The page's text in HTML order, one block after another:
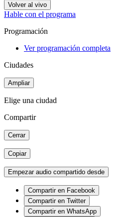
Volver al vivo
Hable con el programa
Programación
Ver programación completa
Ciudades
Ampliar
Elige una ciudad
Compartir
Cerrar
Copiar
Empezar audio compartido desde
Compartir en Facebook
Compartir en Twitter
Compartir en WhatsApp